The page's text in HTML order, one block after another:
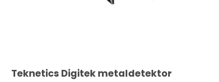
Teknetics Digitek metaldetektor